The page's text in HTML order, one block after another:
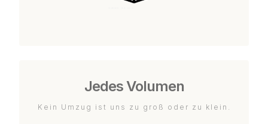
Jedes Volumen
Kein Umzug ist uns zu groß oder zu klein.